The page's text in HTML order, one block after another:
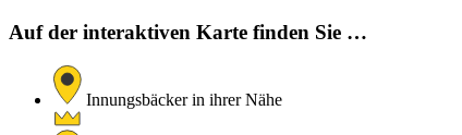
Auf der interaktiven Karte finden Sie …
Innungsbäcker in ihrer Nähe